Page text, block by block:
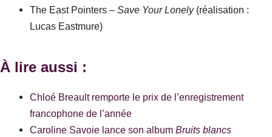
The East Pointers –Save Your Lonely(réalisation :
Lucas Eastmure)
À lire aussi :
Chloé Breault remporte le prix de l’enregistrement
francophone de l’année
Caroline Savoie lance son albumBruits blancs